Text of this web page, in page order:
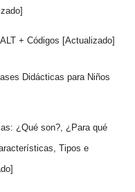
+ Códigos [Actualizado]
Didácticas para Niños
¿Qué son?, ¿Para qué
Tipos e